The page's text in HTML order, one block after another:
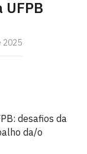
2025
desafios da
da/o